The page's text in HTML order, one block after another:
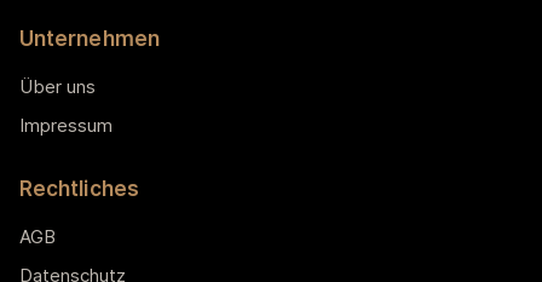
Unternehmen
Über uns
Impressum
Rechtliches
AGB
Datenschutz